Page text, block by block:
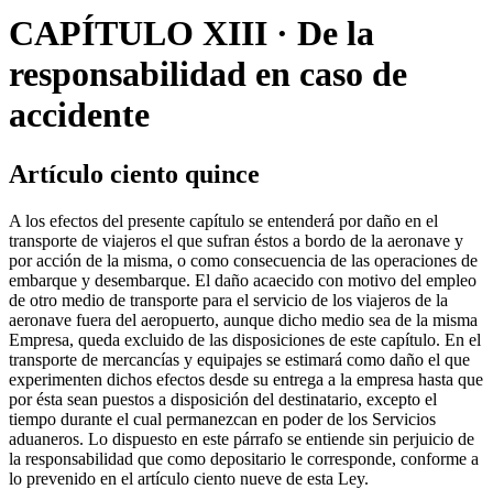
CAPÍTULO XIII · De la
responsabilidad en caso de
accidente
Artículo ciento quince
A los efectos del presente capítulo se entenderá por daño en el
transporte de viajeros el que sufran éstos a bordo de la aeronave y
por acción de la misma, o como consecuencia de las operaciones de
embarque y desembarque. El daño acaecido con motivo del empleo
de otro medio de transporte para el servicio de los viajeros de la
aeronave fuera del aeropuerto, aunque dicho medio sea de la misma
Empresa, queda excluido de las disposiciones de este capítulo. En el
transporte de mercancías y equipajes se estimará como daño el que
experimenten dichos efectos desde su entrega a la empresa hasta que
por ésta sean puestos a disposición del destinatario, excepto el
tiempo durante el cual permanezcan en poder de los Servicios
aduaneros. Lo dispuesto en este párrafo se entiende sin perjuicio de
la responsabilidad que como depositario le corresponde, conforme a
lo prevenido en el artículo ciento nueve de esta Ley.